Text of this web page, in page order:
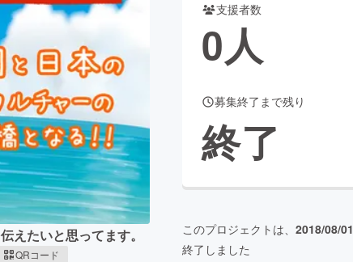
ビューティー・ヘルスケア
for Social GoodCAMPFIRE Creation
ふるさと納税machi-yaコミュニティ
えたいと思ってます。
QRコード
支援者数
0人
募集終了まで残り
終了
このプロジェクトは、 2018/08/01
終了しました